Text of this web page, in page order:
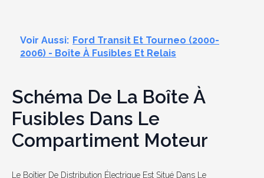
Voir Aussi: Ford Transit Et Tourneo (2000-
2006) - Boîte À Fusibles Et Relais
Schéma De La Boîte À
Fusibles Dans Le
Compartiment Moteur
Le Boîtier De Distribution Électrique Est Situé Dans Le